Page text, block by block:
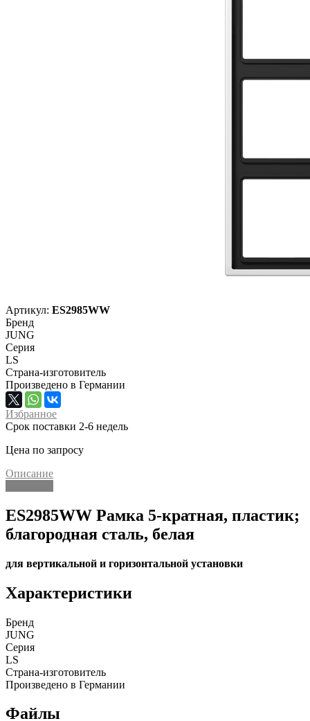
Артикул: ES2985WW
Бренд
JUNG
Серия
LS
Страна-изготовитель
Произведено в Германии
Избранное
Срок поставки 2-6 недель
Цена по запросу
Описание
ES2985WW Рамка 5-кратная, пластик;
благородная сталь, белая
для вертикальной и горизонтальной установки
Характеристики
Бренд
JUNG
Серия
LS
Страна-изготовитель
Произведено в Германии
Файлы